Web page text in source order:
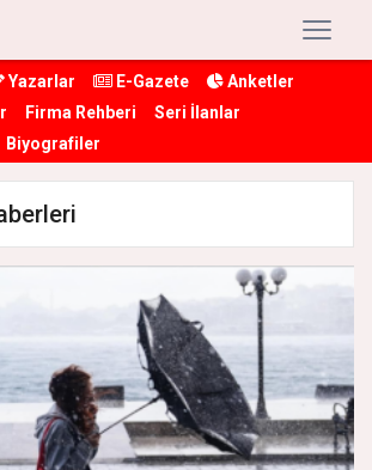
Yazarlar E-Gazete
Anketler
Firma Rehberi
Seri İlanlar
Biyografiler